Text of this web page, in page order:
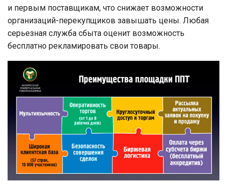
и первым поставщикам, что снижает возможности
организаций-перекупщиков завышать цены. Любая
серьезная служба сбыта оценит возможность
бесплатно рекламировать свои товары.